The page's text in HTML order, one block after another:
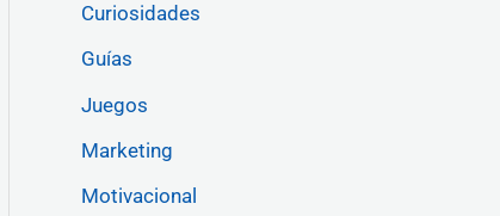
Curiosidades
Guías
Juegos
Marketing
Motivacional